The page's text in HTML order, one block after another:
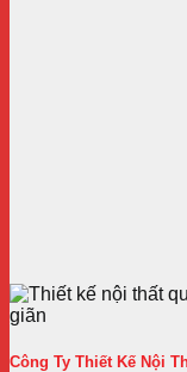
Công Ty Thiết Kế Nội